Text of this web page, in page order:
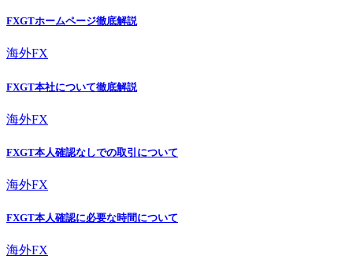
FXGTホームページ徹底解説
海外FX
FXGT本社について徹底解説
海外FX
FXGT本人確認なしでの取引について
海外FX
FXGT本人確認に必要な時間について
海外FX